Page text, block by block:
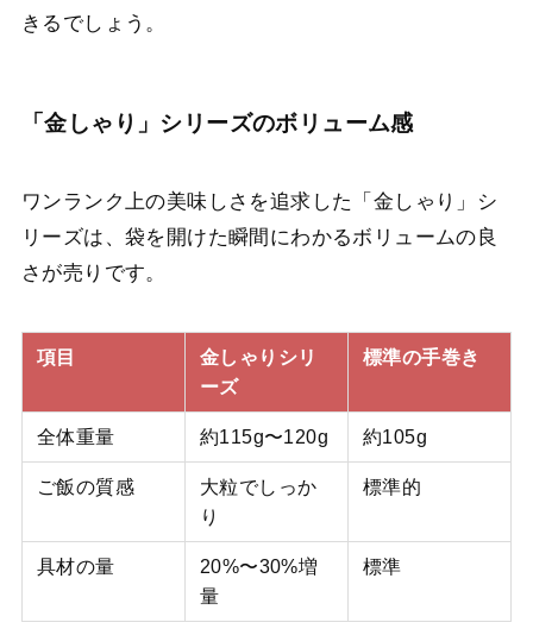
きるでしょう。
「金しゃり」シリーズのボリューム感
ワンランク上の美味しさを追求した「金しゃり」シ
リーズは、袋を開けた瞬間にわかるボリュームの良
さが売りです。
項目
金しゃりシリ
ーズ
標準の手巻き
全体重量 約115g〜120g 約105g
ご飯の質感
大粒でしっか
り
標準的
具材の量
20%〜30%増
量
標準